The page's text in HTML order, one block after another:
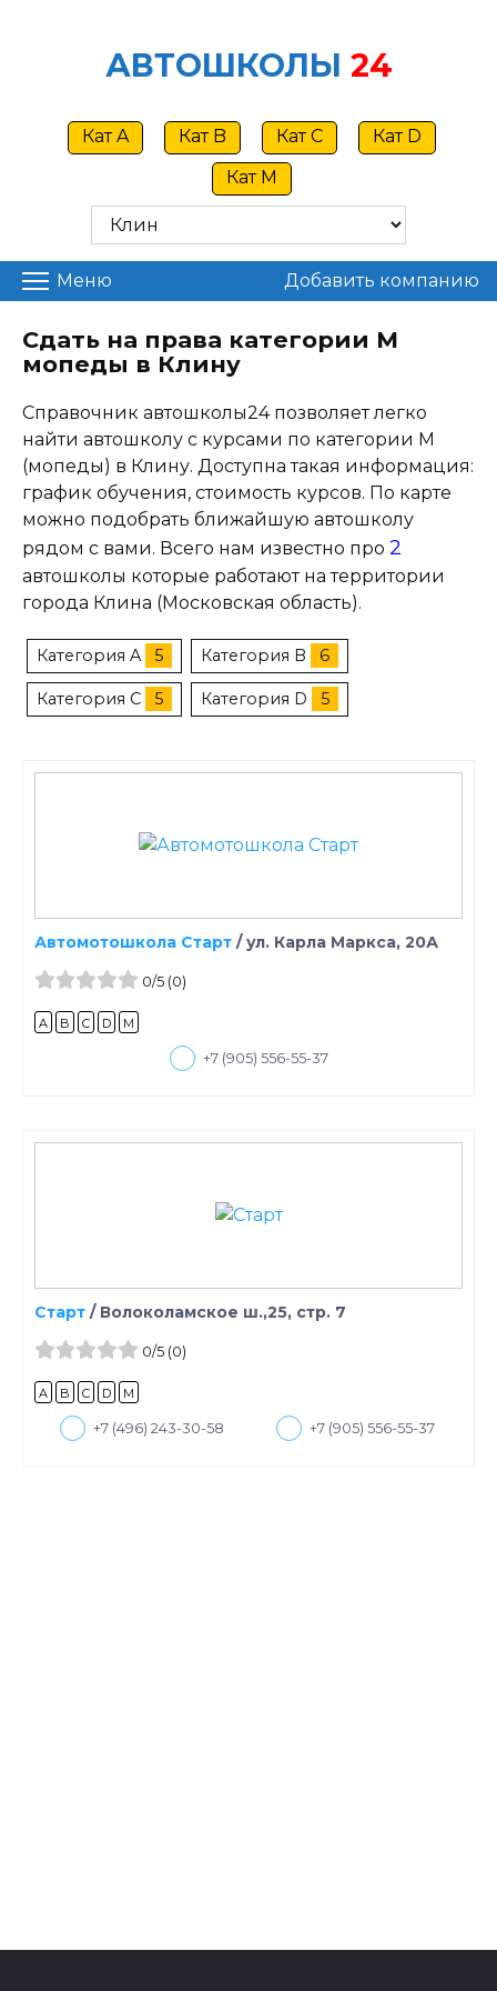
АВТОШКОЛЫ 24
Кат A Кат B Кат C
Кат D
Кат M
Меню Добавить компанию
Сдать на права категории M
мопеды в Клину
Справочник автошколы24 позволяет легко
найти автошколу с курсами по категории M
(мопеды) в Клину. Доступна такая информация:
график обучения, стоимость курсов. По карте
можно подобрать ближайшую автошколу
рядом с вами. Всего нам известно про 2
автошколы которые работают на территории
города Клина (Московская область).
Категория A 5 Категория B 6
Категория C 5 Категория D 5
Автомотошкола Старт /ул. Карла Маркса, 20А
0/5(0)
A B C D M
+7 (905) 556-55-37
Старт / Волоколамское ш.,25, стр. 7
0/5(0)
A B C D M
+7 (496) 243-30-58 +7 (905) 556-55-37